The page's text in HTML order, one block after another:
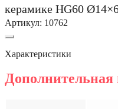
керамике HG60
Артикул: 10762
Характеристики